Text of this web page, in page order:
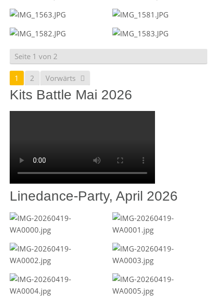
Seite 1 von 2
1 2 Vorwärts
Kits Battle Mai 2026
Linedance-Party, April 2026